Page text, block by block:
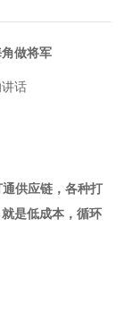
做将军
话
供应链，各种打
是低成本，循环